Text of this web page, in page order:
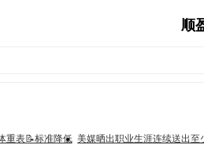
顺
重表📝标准降低 美媒晒出职业生涯连续送出至